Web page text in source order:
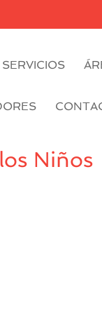
SERVICIOS
Niños